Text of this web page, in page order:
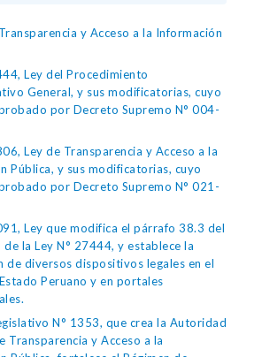
y Acceso a la Información
Ley del Procedimiento
General, y sus modificatorias, cuyo
por Decreto Supremo N° 004-
Ley de Transparencia y Acceso a la
Pública, y sus modificatorias, cuyo
por Decreto Supremo N° 021-
Ley que modifica el párrafo 38.3 del
la Ley N° 27444, y establece la
de diversos dispositivos legales en el
Peruano y en portales
N° 1353, que crea la Autoridad
Transparencia y Acceso a la